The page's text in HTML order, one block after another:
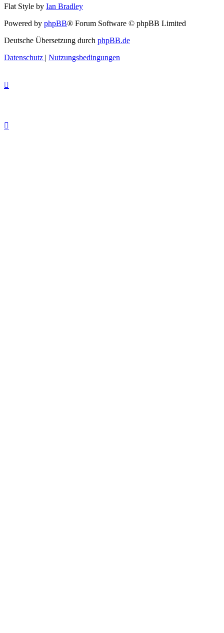
Flat Style by Ian Bradley
Powered by phpBB® Forum Software © phpBB Limited
Deutsche Übersetzung durch phpBB.de
Datenschutz | Nutzungsbedingungen